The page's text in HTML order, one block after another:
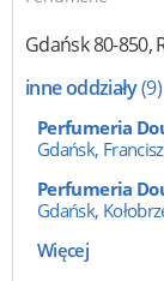
Gdańsk80-850,
inne oddziały(9)
Perfumeria
Gdańsk,
Perfumeria
Gdańsk,
Więcej